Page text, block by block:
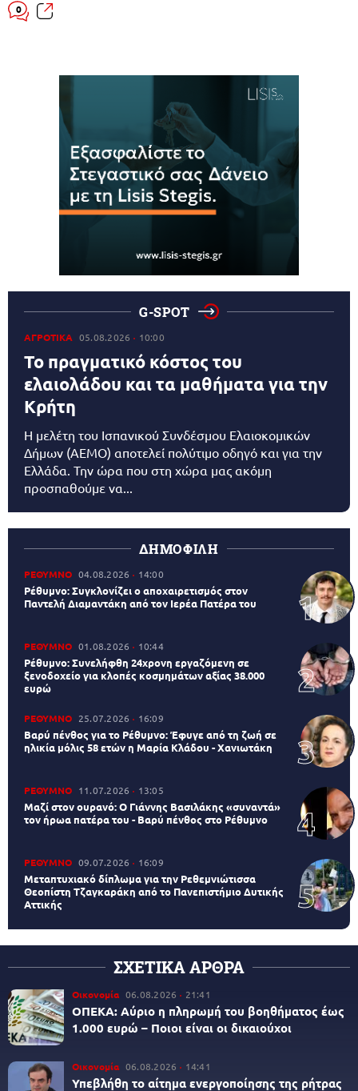
0
G-SPOT
ΑΓΡΟΤΙΚΑ 05.08.2026 10:00
Το πραγματικό κόστος του
ελαιολάδου και τα μαθήματα για την
Κρήτη
Η μελέτη του Ισπανικού Συνδέσμου Ελαιοκομικών
Δήμων (AEMO) αποτελεί πολύτιμο οδηγό και για την
Ελλάδα. Την ώρα που στη χώρα μας ακόμη
προσπαθούμε να...
ΔΗΜΟΦΙΛΗ
ΡΕΘΥΜΝΟ 04.08.2026 14:00
Ρέθυμνο: Συγκλονίζει ο αποχαιρετισμός στον
Παντελή Διαμαντάκη από τον Ιερέα Πατέρα του
ΡΕΘΥΜΝΟ 01.08.2026 10:44
Ρέθυμνο: Συνελήφθη 24χρονη εργαζόμενη σε
ξενοδοχείο για κλοπές κοσμημάτων αξίας 38.000
ευρώ
ΡΕΘΥΜΝΟ 25.07.2026 16:09
Βαρύ πένθος για το Ρέθυμνο: Έφυγε από τη ζωή σε
ηλικία μόλις 58 ετών η Μαρία Κλάδου - Χανιωτάκη
ΡΕΘΥΜΝΟ 11.07.2026 13:05
Μαζί στον ουρανό: Ο Γιάννης Βασιλάκης «συναντά»
τον ήρωα πατέρα του - Βαρύ πένθος στο Ρέθυμνο
ΡΕΘΥΜΝΟ 09.07.2026 16:09
Μεταπτυχιακό δίπλωμα για την Ρεθεμνιώτισσα
Θεοπίστη Τζαγκαράκη από το Πανεπιστήμιο Δυτικής
Αττικής
ΣΧΕΤΙΚΑ ΑΡΘΡΑ
Οικονομία 06.08.2026 21:41
ΟΠΕΚΑ: Αύριο η πληρωμή του βοηθήματος έως
1.000 ευρώ – Ποιοι είναι οι δικαιούχοι
Οικονομία 06.08.2026 14:41
Υπεβλήθη το αίτημα ενεργοποίησης της ρήτρας